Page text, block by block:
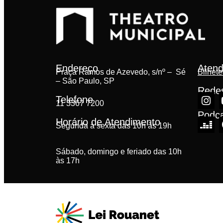
Endereço
Praça Ramos de Azevedo, s/nº – Sé
– São Paulo, SP
Telefone
11 3367 7200
Horário de Atendimento
Segunda à sexta das 10h às 19h
Sábado, domingo e feriado das 10h
às 17h